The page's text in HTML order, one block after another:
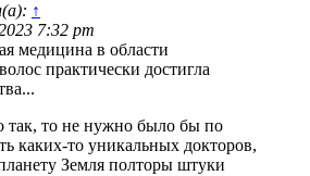
↑
7:32 pm
медицина в области
практически достигла
так, то не нужно было бы по
каких-то уникальных докторов,
Земля полторы штуки